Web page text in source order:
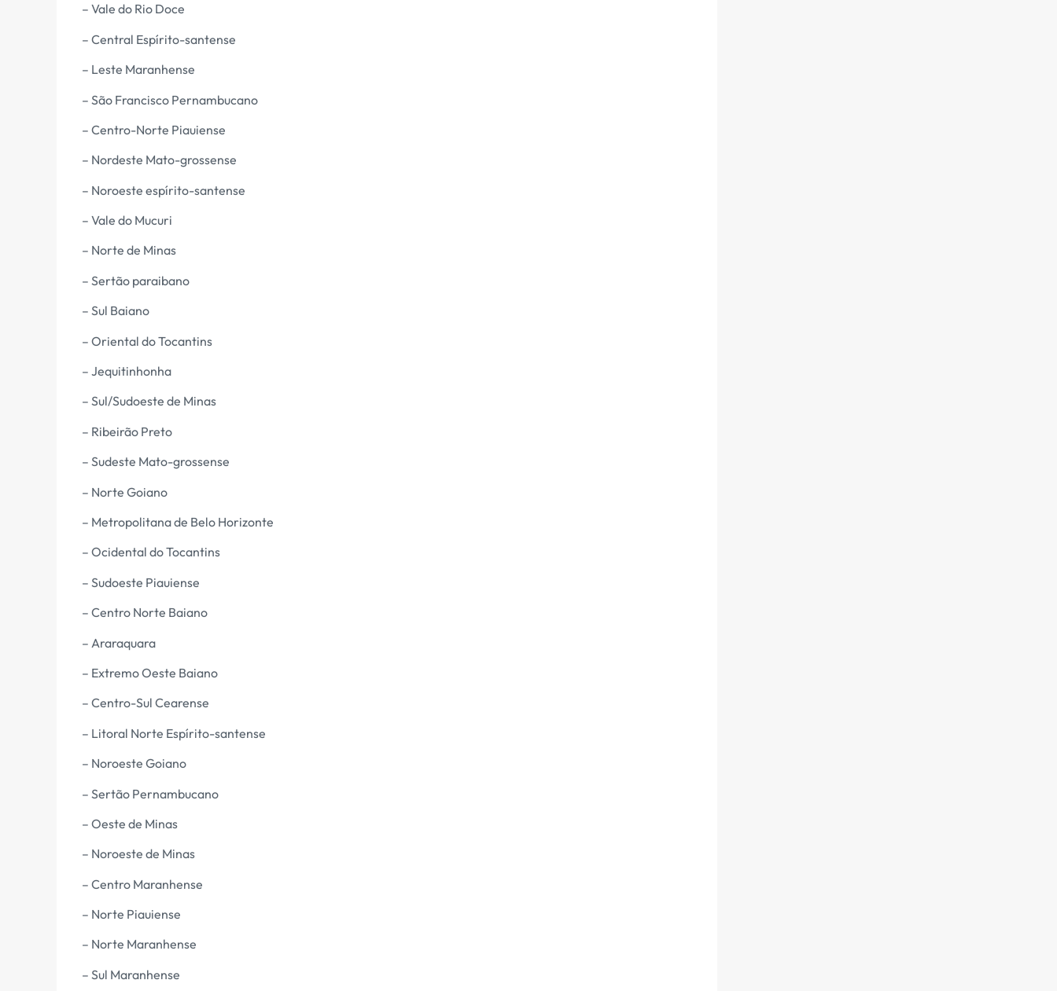
– Vale do Rio Doce
– Central Espírito-santense
– Leste Maranhense
– São Francisco Pernambucano
– Centro-Norte Piauiense
– Nordeste Mato-grossense
– Noroeste espírito-santense
– Vale do Mucuri
– Norte de Minas
– Sertão paraibano
– Sul Baiano
– Oriental do Tocantins
– Jequitinhonha
– Sul/Sudoeste de Minas
– Ribeirão Preto
– Sudeste Mato-grossense
– Norte Goiano
– Metropolitana de Belo Horizonte
– Ocidental do Tocantins
– Sudoeste Piauiense
– Centro Norte Baiano
– Araraquara
– Extremo Oeste Baiano
– Centro-Sul Cearense
– Litoral Norte Espírito-santense
– Noroeste Goiano
– Sertão Pernambucano
– Oeste de Minas
– Noroeste de Minas
– Centro Maranhense
– Norte Piauiense
– Norte Maranhense
– Sul Maranhense